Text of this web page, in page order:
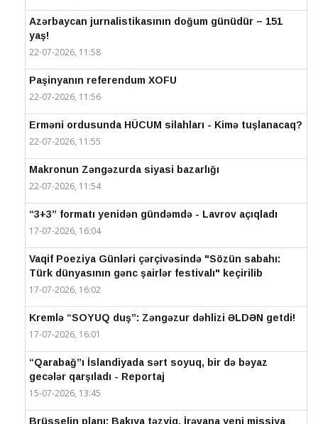
Azərbaycan jurnalistikasının doğum günüdür – 151
yaş!
22-07-2026, 11:58
Paşinyanın referendum XOFU
22-07-2026, 11:56
Erməni ordusunda HÜCUM silahları - Kimə tuşlanacaq?
22-07-2026, 11:55
Makronun Zəngəzurda siyasi bazarlığı
22-07-2026, 11:54
“3+3” formatı yenidən gündəmdə - Lavrov açıqladı
17-07-2026, 16:04
Vaqif Poeziya Günləri çərçivəsində "Sözün sabahı:
Türk dünyasının gənc şairlər festivalı" keçirilib
17-07-2026, 16:02
Kremlə “SOYUQ duş”: Zəngəzur dəhlizi ƏLDƏN getdi!
17-07-2026, 16:01
“Qarabağ”ı İslandiyada sərt soyuq, bir də bəyaz
gecələr qarşıladı - Reportaj
15-07-2026, 13:45
Brüsselin planı: Bakıya təzyiq, İrəvana yeni missiya